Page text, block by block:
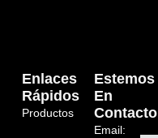
Enlaces
Rápidos
Productos
Estemos
En
Contacto
Email: